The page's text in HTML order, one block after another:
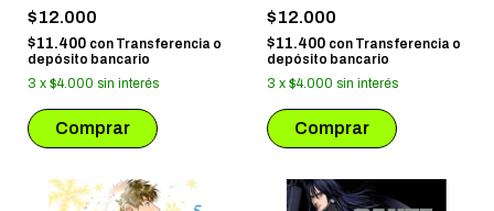
$12.000
$11.400 con Transferencia o
depósito bancario
3 x $4.000 sin interés
$12.000
$11.400 con Transferencia o
depósito bancario
3 x $4.000 sin interés